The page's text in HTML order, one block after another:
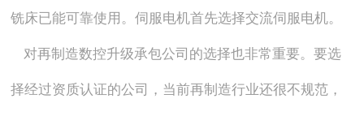
铣床已能可靠使用。伺服电机首先选择交流伺服电机。
对再制造数控升级承包公司的选择也非常重要。要选
择经过资质认证的公司，当前再制造行业还很不规范，